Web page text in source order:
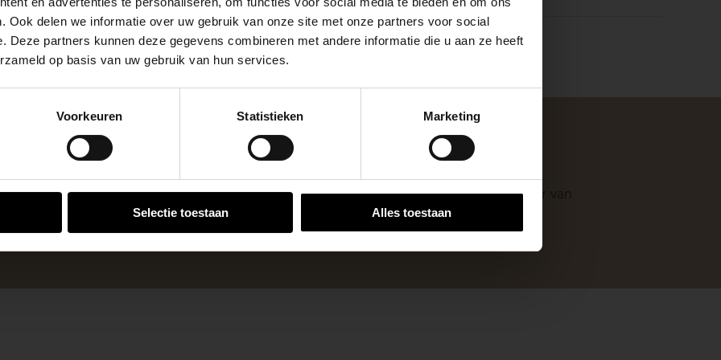
Ook delen we informatie over uw gebruik van onze site met onze partners voor social
Deze partners kunnen deze gegevens combineren met andere informatie die u aan ze heeft
op basis van uw gebruik van hun services.
Voorkeuren Statistieken Marketing
Selectie toestaan Alles toestaan
zakelijke klanten op zoek naar tuin- en infraproducten. Als professionele leverancier van
producten van topkwaliteit. Lees meer over de
zakelijke mogelijkheden.
Brug
en inspirerende showtuinen helpen we je graag bij iedere stap van jouw